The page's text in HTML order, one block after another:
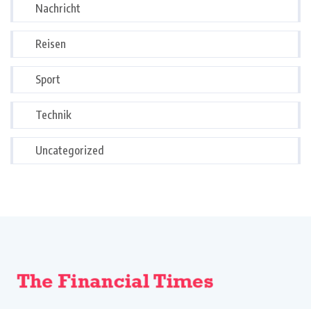
Nachricht
Reisen
Sport
Technik
Uncategorized